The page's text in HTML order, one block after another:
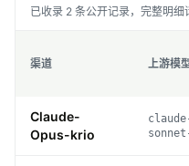
已收录 2 条公开记录，完整明细
渠道 上游模
Claude-
Opus-krio